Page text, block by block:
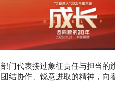
门代表接过象征责任与担当的
结协作、锐意进取的精神，向